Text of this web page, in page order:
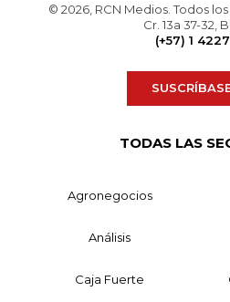
© 2026, RCN Medios. Todos
Cr. 13a 37-32,
(+57) 1
TODAS LAS
Agronegocios
Análisis
Caja Fuerte